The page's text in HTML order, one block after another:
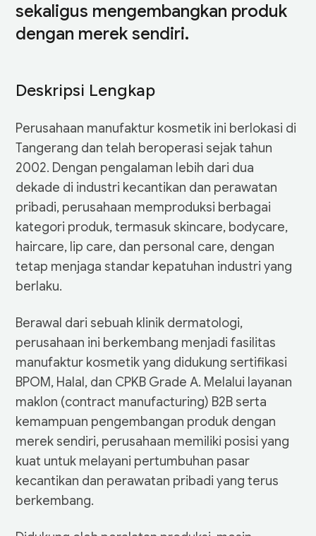
sekaligus mengembangkan produk
dengan merek sendiri.
Deskripsi Lengkap
Perusahaan manufaktur kosmetik ini berlokasi di
Tangerang dan telah beroperasi sejak tahun
2002. Dengan pengalaman lebih dari dua
dekade di industri kecantikan dan perawatan
pribadi, perusahaan memproduksi berbagai
kategori produk, termasuk skincare, bodycare,
haircare, lip care, dan personal care, dengan
tetap menjaga standar kepatuhan industri yang
berlaku.
Berawal dari sebuah klinik dermatologi,
perusahaan ini berkembang menjadi fasilitas
manufaktur kosmetik yang didukung sertifikasi
BPOM, Halal, dan CPKB Grade A. Melalui layanan
maklon (contract manufacturing) B2B serta
kemampuan pengembangan produk dengan
merek sendiri, perusahaan memiliki posisi yang
kuat untuk melayani pertumbuhan pasar
kecantikan dan perawatan pribadi yang terus
berkembang.